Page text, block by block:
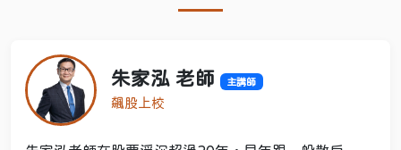
朱家泓 老師 主講師
飆股上校